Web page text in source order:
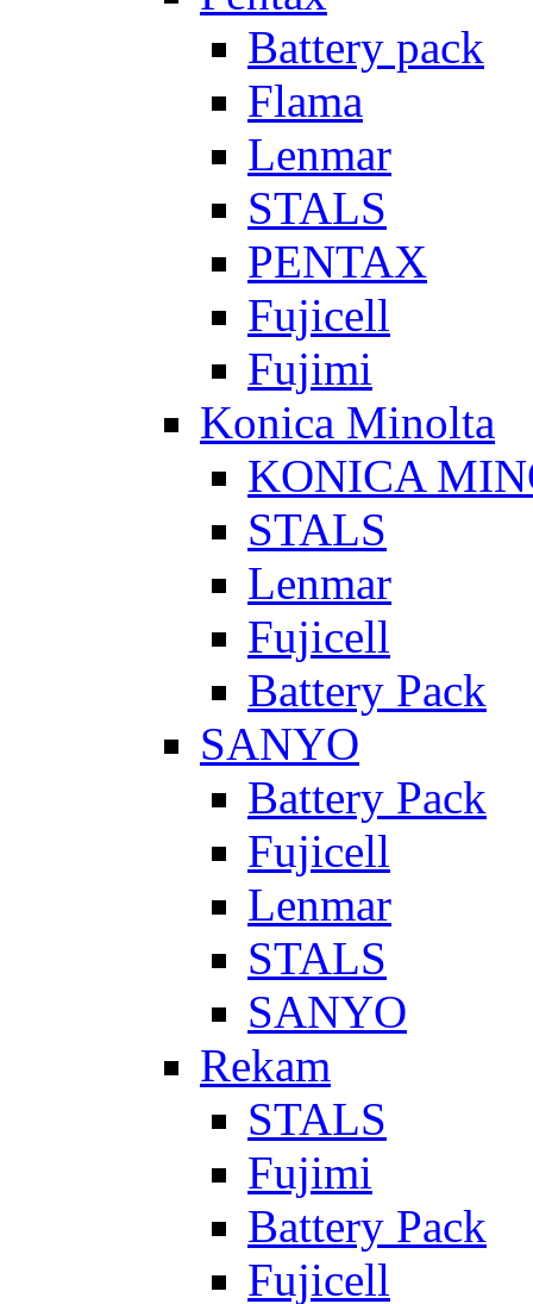
Battery pack
Flama
Lenmar
STALS
PENTAX
Fujicell
Fujimi
Konica Minolta
KONICA
STALS
Lenmar
Fujicell
Battery Pack
SANYO
Battery Pack
Fujicell
Lenmar
STALS
SANYO
Rekam
STALS
Fujimi
Battery Pack
Fujicell